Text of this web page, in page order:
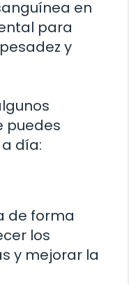
en
para
y
puedes
día:
de forma
los
y mejorar la